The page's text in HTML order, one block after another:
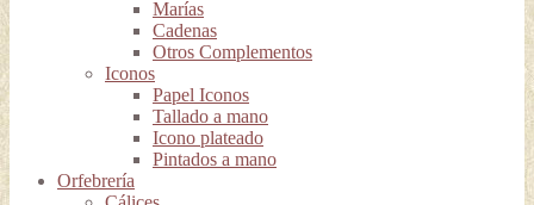
Marías
Cadenas
Otros Complementos
Iconos
Papel Iconos
Tallado a mano
Icono plateado
Pintados a mano
Orfebrería